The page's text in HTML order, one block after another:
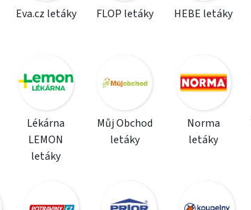
Eva.cz letáky FLOP letáky HEBE letáky
Lékárna
LEMON
letáky
Můj Obchod
letáky
Norma
letáky